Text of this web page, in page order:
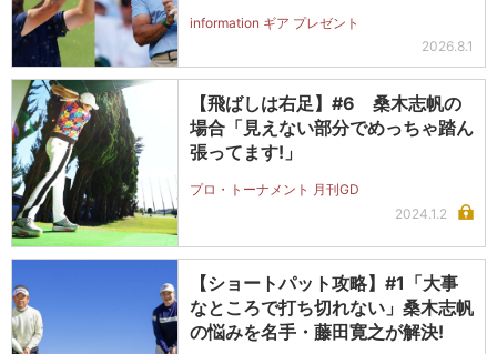
ットを抽選で2名に！
information ギア プレゼント
2026.8.1
【飛ばしは右足】#6 桑木志帆の
場合「見えない部分でめっちゃ踏ん
張ってます!」
プロ・トーナメント 月刊GD
2024.1.2
【ショートパット攻略】#1「大事
なところで打ち切れない」桑木志帆
の悩みを名手・藤田寛之が解決!